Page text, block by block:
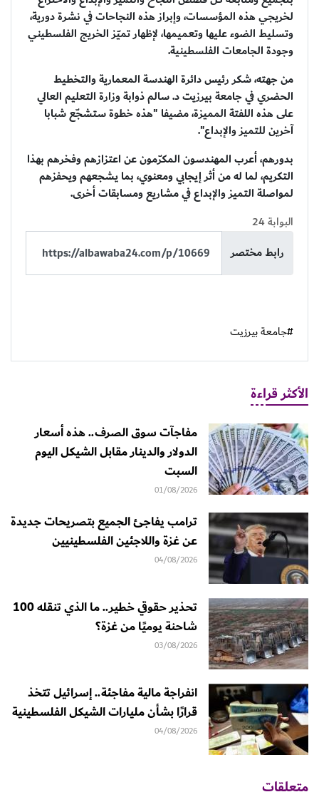
لخريجي هذه المؤسسات، وإبراز هذه النجاحات في نشرة دورية،
وتسليط الضوء عليها وتعميمها، لإظهار تميّز الخريج الفلسطيني
وجودة الجامعات الفلسطينية.
من جهته، شكر رئيس دائرة الهندسة المعمارية والتخطيط
الحضري في جامعة بيرزيت د. سالم ذوابة وزارة التعليم العالي
على هذه اللفتة المميزة، مضيفا "هذه خطوة ستشجّع شبابا
آخرين للتميز والإبداع".
بدورهم، أعرب المهندسون المكرّمون عن اعتزازهم وفخرهم بهذا
التكريم، لما له من أثر إيجابي ومعنوي، بما يشجعهم ويحفزهم
لمواصلة التميز والإبداع في مشاريع ومسابقات أخرى.
البوابة 24
رابط مختصر
#جامعة بيرزيت
الأكثر قراءة
مفاجآت سوق الصرف.. هذه أسعار
الدولار والدينار مقابل الشيكل اليوم
السبت
01/08/2026
ترامب يفاجئ الجميع بتصريحات جديدة
عن غزة واللاجئين الفلسطينيين
04/08/2026
تحذير حقوقي خطير.. ما الذي تنقله 100
شاحنة يوميًا من غزة؟
03/08/2026
انفراجة مالية مفاجئة.. إسرائيل تتخذ
قرارًا بشأن مليارات الشيكل الفلسطينية
04/08/2026
متعلقات